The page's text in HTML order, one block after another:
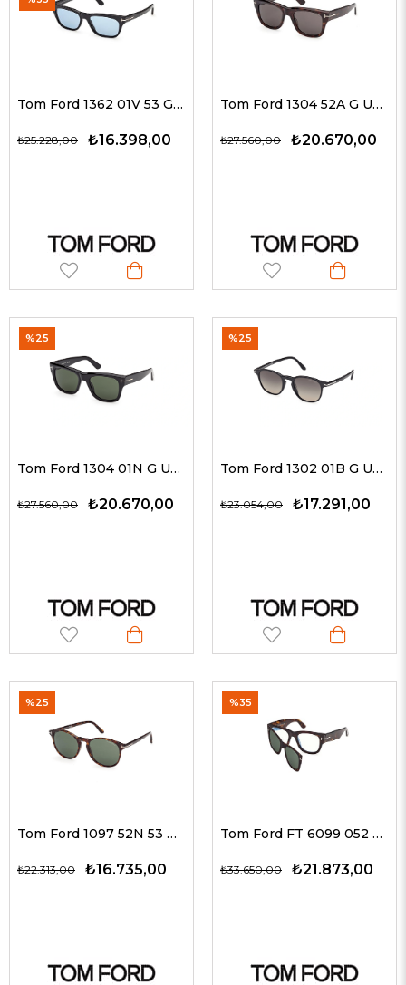
Tom Ford 1362 01V 53 G Unisex Güneş Gözlükleri
₺16.398,00
₺25.228,00
Tom Ford 1304 52A G Unisex Güneş Gözlükleri
₺20.670,00
₺27.560,00
Tom Ford 1304 01N G Unisex Güneş Gözlükleri
₺20.670,00
₺27.560,00
%25
Tom Ford 1302 01B G Unisex Güneş Gözlükleri
₺17.291,00
₺23.054,00
%25
Tom Ford 1097 52N 53 G Unisex Güneş Gözlükleri
₺16.735,00
₺22.313,00
%25
Tom Ford FT 6099 052 51 Unisex Güneş Gözlükleri
₺21.873,00
₺33.650,00
%35